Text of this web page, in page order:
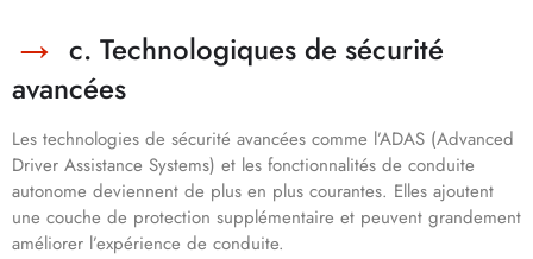
c. Technologiques de sécurité
avancées
Les technologies de sécurité avancées comme l’ADAS (Advanced
Driver Assistance Systems) et les fonctionnalités de conduite
autonome deviennent de plus en plus courantes. Elles ajoutent
une couche de protection supplémentaire et peuvent grandement
améliorer l’expérience de conduite.